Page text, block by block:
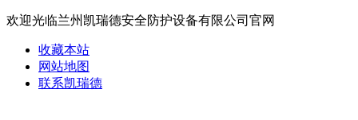
欢迎光临兰州凯瑞德安全防护设备有限公司官网
收藏本站
网站地图
联系凯瑞德